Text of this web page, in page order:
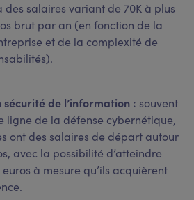
des salaires variant de 70K à plus
brut par an (en fonction de la
et de la complexité de
sécurité de l’information : souvent
ligne de la défense cybernétique,
ont des salaires de départ autour
avec la possibilité d’atteindre
euros à mesure qu’ils acquièrent